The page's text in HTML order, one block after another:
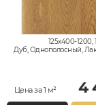
125x400-1200,
Дуб, Однополосный,
Цена за 1 м² 4